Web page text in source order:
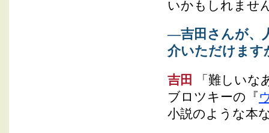
いかもしれませ
―吉田さんが、
介いただけます
吉田
「難しい
ブロツキーの『
小説のような本